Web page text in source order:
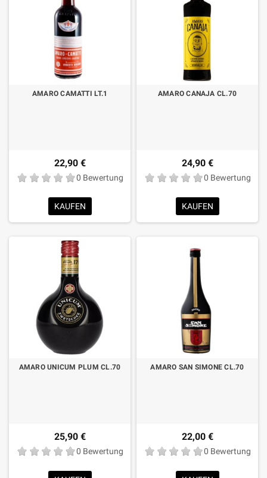
AMARO CAMATTI LT.1
22,90 €
0 Bewertung
KAUFEN
AMARO CANAJA CL.70
24,90 €
0 Bewertung
KAUFEN
AMARO UNICUM PLUM CL.70
25,90 €
0 Bewertung
AMARO SAN SIMONE CL.70
22,00 €
0 Bewertung